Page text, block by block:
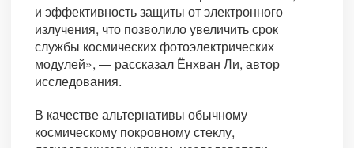
и эффективность защиты от электронного
излучения, что позволило увеличить срок
службы космических фотоэлектрических
модулей», — рассказал Ёнхван Ли, автор
исследования.
В качестве альтернативы обычному
космическому покровному стеклу,